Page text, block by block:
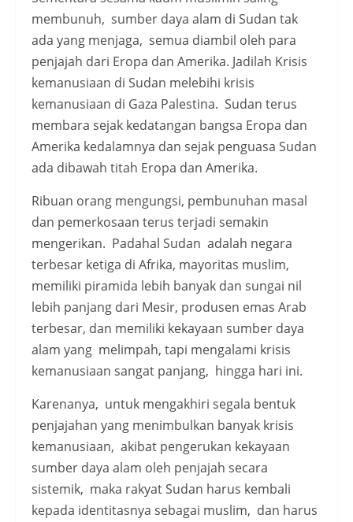
membunuh, sumber daya alam di Sudan tak
ada yang menjaga, semua diambil oleh para
penjajah dari Eropa dan Amerika. Jadilah Krisis
kemanusiaan di Sudan melebihi krisis
kemanusiaan di Gaza Palestina. Sudan terus
membara sejak kedatangan bangsa Eropa dan
Amerika kedalamnya dan sejak penguasa Sudan
ada dibawah titah Eropa dan Amerika.
Ribuan orang mengungsi, pembunuhan masal
dan pemerkosaan terus terjadi semakin
mengerikan. Padahal Sudan adalah negara
terbesar ketiga di Afrika, mayoritas muslim,
memiliki piramida lebih banyak dan sungai nil
lebih panjang dari Mesir, produsen emas Arab
terbesar, dan memiliki kekayaan sumber daya
alam yang melimpah, tapi mengalami krisis
kemanusiaan sangat panjang, hingga hari ini.
Karenanya, untuk mengakhiri segala bentuk
penjajahan yang menimbulkan banyak krisis
kemanusiaan, akibat pengerukan kekayaan
sumber daya alam oleh penjajah secara
sistemik, maka rakyat Sudan harus kembali
kepada identitasnya sebagai muslim, dan harus